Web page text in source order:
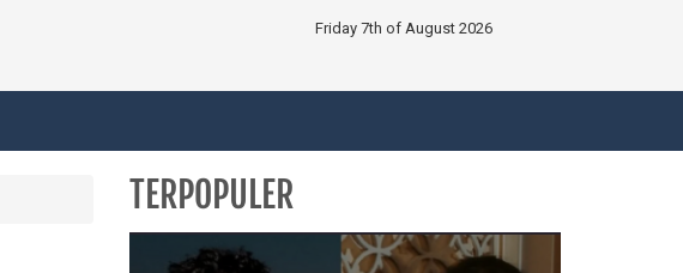
Friday 7th of August 2026
TERPOPULER